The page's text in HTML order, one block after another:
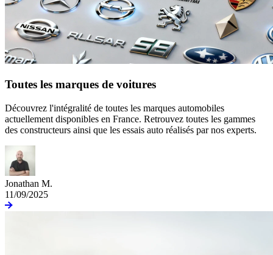
Toutes les marques de voitures
Découvrez l'intégralité de toutes les marques automobiles
actuellement disponibles en France. Retrouvez toutes les gammes
des constructeurs ainsi que les essais auto réalisés par nos experts.
Jonathan M.
11/09/2025